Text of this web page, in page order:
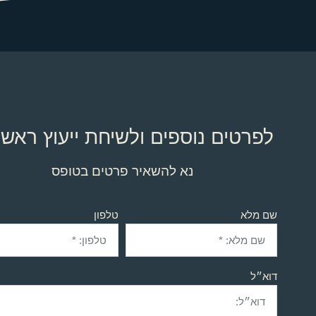
לפרטים נוספים ולשיחת ייעוץ
נא להשאיר פרטים בטופס
שם מלא טלפון
דוא״ל